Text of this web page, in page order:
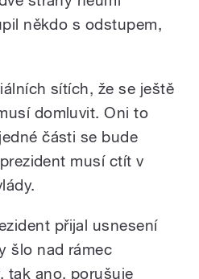
někdo s odstupem,
sítích, že se ještě
domluvit. Oni to
části se bude
musí ctít v
přijal usnesení
šlo nad rámec
tak ano, porušuje